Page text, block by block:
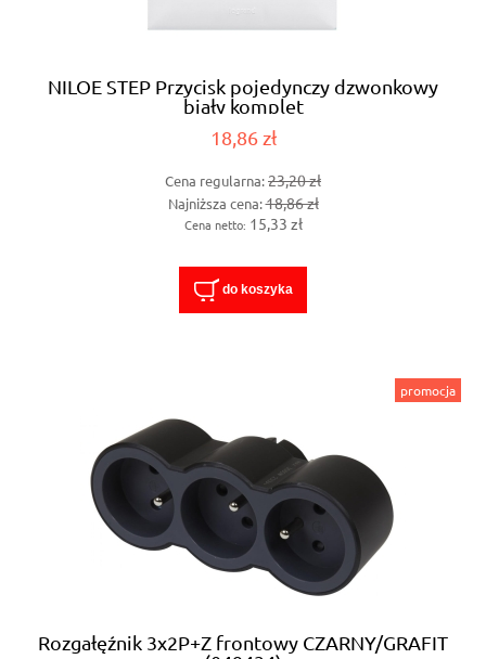
NILOE STEP Przycisk pojedynczy dzwonkowy
biały komplet
18,86 zł
Cena regularna:23,20 zł
Najniższa cena:18,86 zł
Cena netto: 15,33 zł
do koszyka
Rozgałęźnik 3x2P+Z frontowy CZARNY/GRAFIT
promocja